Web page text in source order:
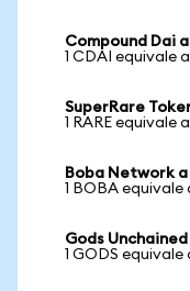
Compound Dai
1 CDAI equivale
SuperRare
1 RARE equivale
Boba Network
1 BOBA equivale
Gods
1 GODS equivale